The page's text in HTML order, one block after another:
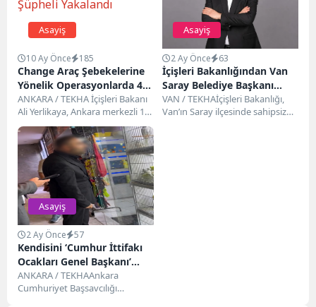
Asayiş
10 Ay Önce 185
Change Araç Şebekelerine
Yönelik Operasyonlarda 407
Şüpheli Yakalandı
ANKARA / TEKHA İçişleri Bakanı
Ali Yerlikaya, Ankara merkezli 10
ilde “Change Araç” şebekelerine
yönelik...
Asayiş
2 Ay Önce 63
İçişleri Bakanlığından Van
Saray Belediye Başkanı
Davut Acar Hakkında
Soruşturma İzni
VAN / TEKHAİçişleri Bakanlığı,
Van’ın Saray ilçesinde sahipsiz
Asayiş
2 Ay Önce 57
Kendisini ‘Cumhur İttifakı
Ocakları Genel Başkanı’
Olarak Tanıtan Şahıs Ve
Yanındaki 5 Kişi Gözaltına
ANKARA / TEKHAAnkara
Cumhuriyet Başsavcılığı